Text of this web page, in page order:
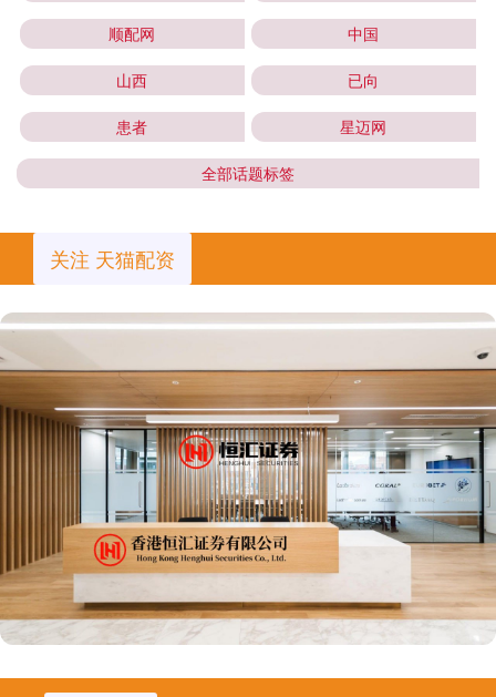
顺配网 中国
山西 已向
患者 星迈网
全部话题标签
关注 天猫配资